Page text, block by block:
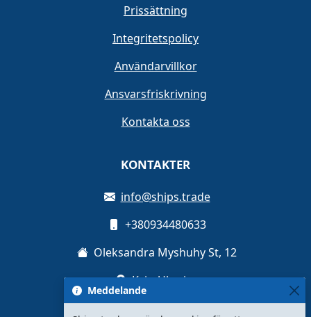
Prissättning
Integritetspolicy
Användarvillkor
Ansvarsfriskrivning
Kontakta oss
KONTAKTER
info@ships.trade
+380934480633
Oleksandra Myshuhy St, 12
Kyiv, Ukraina
Meddelande